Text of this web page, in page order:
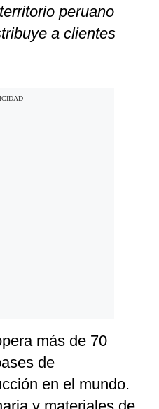
peruano
a clientes
más de 70
de
en el mundo.